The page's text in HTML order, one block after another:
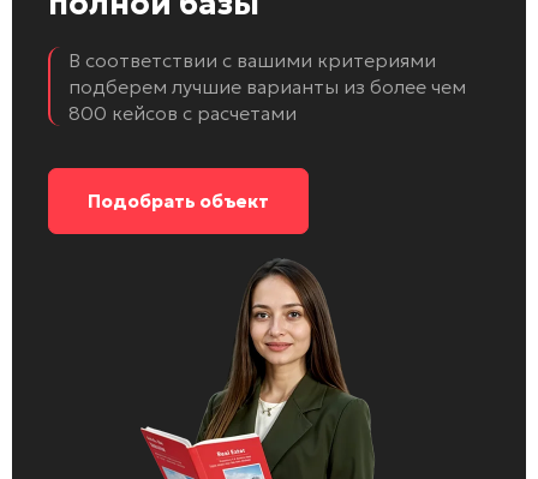
В соответствии с вашими критериями
подберем лучшие варианты из более чем
800 кейсов с расчетами
Подобрать объект